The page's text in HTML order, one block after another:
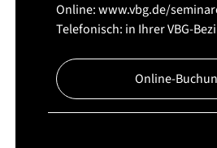
Online:www.vbg.de/
Telefonisch: in Ihrer VBG-
Online-